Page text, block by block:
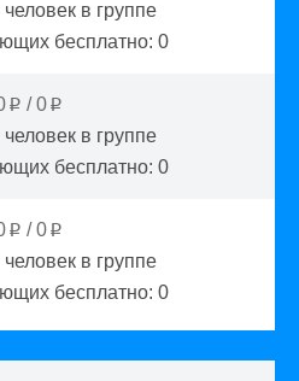
человек в группе
бесплатно: 0
p /0 p
человек в группе
бесплатно: 0
p /0 p
человек в группе
бесплатно: 0